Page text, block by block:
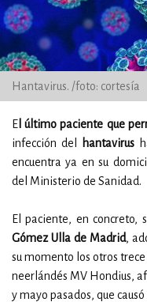
Hantavirus. /foto: cortesía
E l último paciente que
infección del
hantavirus
encuentra ya en su
del Ministerio de Sanidad.
El paciente, en
Gómez Ulla de Madrid,
su momento los otros
neerlándés MV Hondius,
y mayo pasados, que